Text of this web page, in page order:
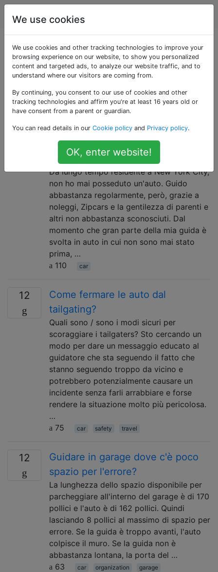
Lifehacks
Domande taggate
«car»
Hacks relativi al mantenimento, alla [pulizia] e alla
riparazione di automobili e altri veicoli di consumo.
7
Come posso capire da che parte
dell'auto si trova il portello del gas
(senza uscire)?
Da lungo tempo residente a New York City,
non ho mai posseduto un'auto. Guido
abbastanza regolarmente, però, grazie a
noleggi, Zipcars e la gentilezza di parenti e
altri non abbastanza sconosciuti. Dal
momento che gran parte della mia guida è
svolta in auto in cui non sono mai stato
prima, …
110
car
12
Come fermare le auto dal
tailgating?
Quali sono / sono i modi sicuri per
scoraggiare i tailgaters? Sto cercando un
modo per dare un messaggio educato al
guidatore che sta seguendo il fatto che
stanno seguendo troppo da vicino e
potrebbero potenzialmente causare un
incidente senza farli arrabbiare e forse
rendere la situazione molto più pericolosa.
…
75
car safety travel
12
Guidare in garage dove c'è poco
spazio per l'errore?
La lunghezza dello spazio disponibile per
parcheggiare all'interno del garage è di 170
pollici e l'auto è di 162 pollici. Quindi
lasciando 8 pollici al massimo di spazio per
errore. Se la guida è troppo avanti, l'auto
colpisce il muro. Se la guida non è
abbastanza lontana, la porta del …
63
car organization garage
We use cookies
We use cookies and other tracking technologies to improve your
browsing experience on our website, to show you personalized
content and targeted ads, to analyze our website traffic, and to
understand where our visitors are coming from.
By continuing, you consent to our use of cookies and other
tracking technologies and affirm you're at least 16 years old or
have consent from a parent or guardian.
You can read details in our Cookie policy and Privacy policy.
OK, enter website!